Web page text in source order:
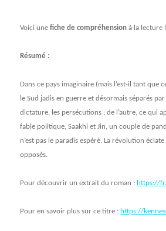
Voici unefiche de compréhension à la lecture
Résumé :
Dans ce pays imaginaire (mais l’est-il tant que
le Sud jadis en guerre et désormais séparés
dictature, les persécutions ; de l’autre, ce qui
fable politique, Saakhi et Jin, un couple de
n’est pas le paradis espéré. La révolution
opposés.
Pour découvrir un extrait du roman : https://
Pour en savoir plus sur ce titre : https://